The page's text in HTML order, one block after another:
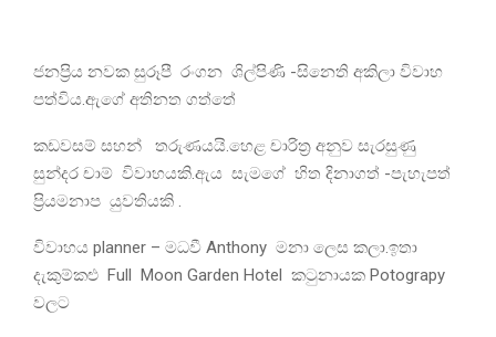
ජනප්‍රිය නවක සුරූපී රංගන ශිල්පිණි -සිනෙති අකිලා විවාහ
පත්විය.ඇගේ අතිනත ගත්තේ
කඩවසම් සහන් තරුණයයි.හෙළ චාරිත්‍ර අනුව සැරසුණු
සුන්දර චාම් විවාහයකි.ඇය සැමගේ හිත දිනාගත් -පැහැපත්
ප්‍රියමනාප යුවතියකි .
විවාහය planner – මධවී Anthony මනා ලෙස කලා.ඉතා
දැකුම්කළු Full Moon Garden Hotel කටුනායක Potograpy
වලට